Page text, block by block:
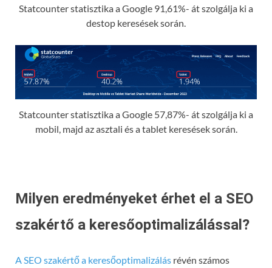
Statcounter statisztika a Google 91,61%- át szolgálja ki a
destop keresések során.
Statcounter statisztika a Google 57,87%- át szolgálja ki a
mobil, majd az asztali és a tablet keresések során.
Milyen eredményeket érhet el a SEO
szakértő a keresőoptimalizálással?
A SEO szakértő a keresőoptimalizálás révén számos